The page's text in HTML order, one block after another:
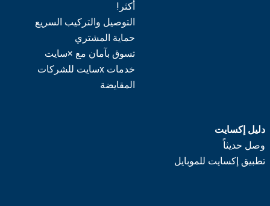
أكثر!
التوصيل والتركيب السريع
حماية المشتري
تسوق بآمان مع ×سايت
خدمات xسايت للشركات
المقايضة
دليل إكسايت
وصل حديثاً
تطبيق إكسايت للموبايل